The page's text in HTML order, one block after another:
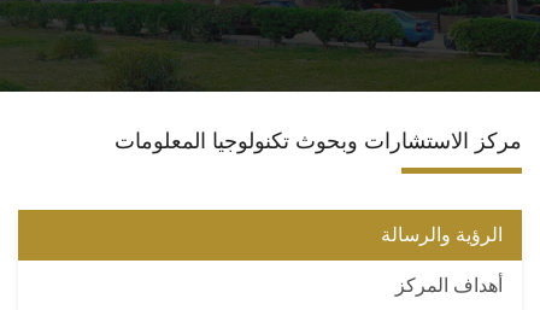
الوحدات الخاصة
مركز الاستشارات وبحوث تكنولوجيا المعلومات
الرؤية والرسالة
أهداف المركز